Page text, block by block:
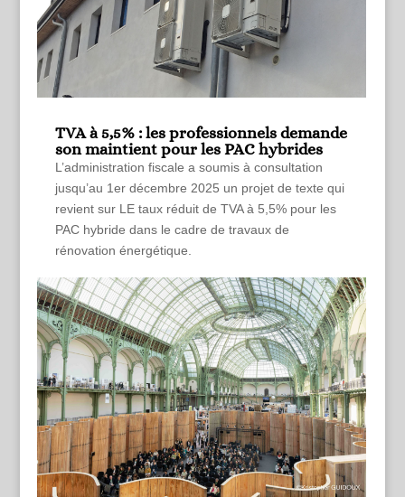
TVA à 5,5% : les professionnels demande
son maintient pour les PAC hybrides
L’administration fiscale a soumis à consultation
jusqu’au 1er décembre 2025 un projet de texte qui
revient sur LE taux réduit de TVA à 5,5% pour les
PAC hybride dans le cadre de travaux de
rénovation énergétique.